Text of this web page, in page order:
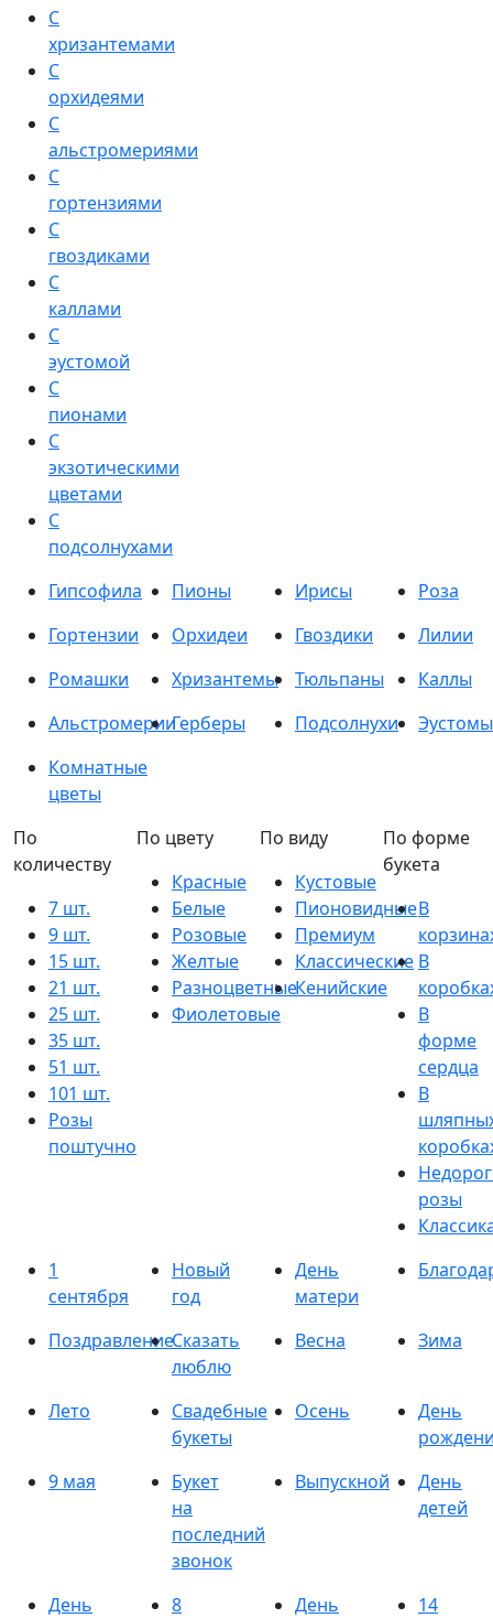
С
хризантемами
С
орхидеями
С
альстромериями
С
гортензиями
С
гвоздиками
С
каллами
С
эустомой
С
пионами
С
экзотическими
цветами
С
подсолнухами
Гипсофила
Пионы Ирисы
Роза
Гортензии
Орхидеи Гвоздики
Лилии
Ромашки
Хризантемы Тюльпаны
Каллы
АльстромерииГерберы Подсолнухи
Эустомы
Комнатные
цветы
По
количеству
7 шт.
9 шт.
15 шт.
21 шт.
25 шт.
35 шт.
51 шт.
101 шт.
Розы
поштучно
По цвету
Красные
Белые
Розовые
Желтые
Разноцветные
Фиолетовые
По виду
Кустовые
Пионовидные
Премиум
Классические
Кенийские
По форме
букета
В
В
В
форме
сердца
В
розы
1
сентября
Новый
год
День
матери
ПоздравлениеСказать
люблю
Весна Зима
Лето
Свадебные
букеты
Осень
День
9 мая
Букет
на
последний
звонок
Выпускной
День
детей
День
8
День
14